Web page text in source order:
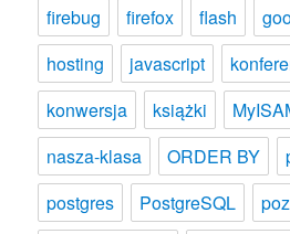
firebug
firefox flash
hosting
javascript
konwersja
książki
nasza-klasa
ORDER BY
postgres
PostgreSQL